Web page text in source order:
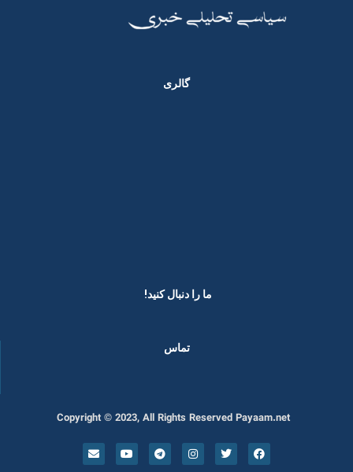
گالری
ما را دنبال کنید! ​
تماس
Copyright © 2023, All Rights Reserved Payaam.net